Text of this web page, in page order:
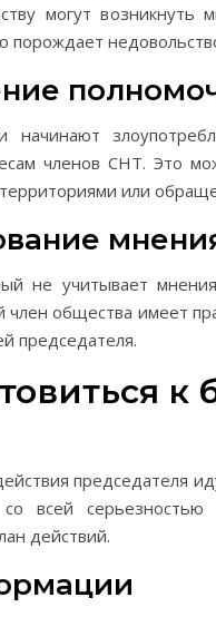
могут возникнуть
порождает
начинают
членов СНТ. Это
или
не учитывает
член общества имеет
председателя.
к
председателя
всей серьезностью
действий.